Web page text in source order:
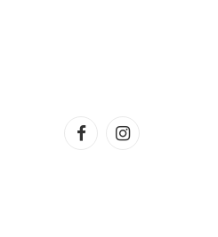
FacebookInstagram